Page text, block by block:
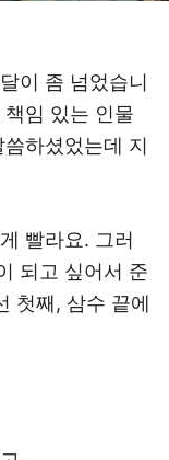
이 좀 넘었습니
임 있는 인물
하셨었는데 지
빨라요. 그러
되고 싶어서 준
첫째, 삼수 끝에